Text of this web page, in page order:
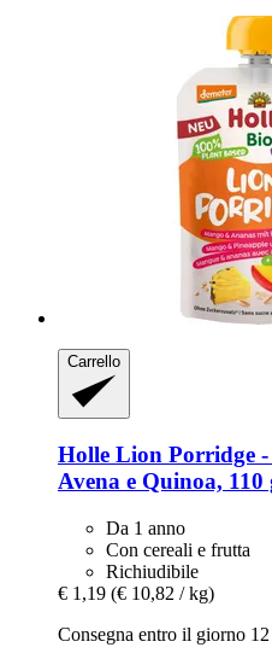
Carrello
Holle Lion Porridge -​
Avena e Quinoa, 110
Da 1 anno
Con cereali e frutta
Richiudibile
€ 1,19 (€ 10,82 / kg)
Consegna entro il giorno 12